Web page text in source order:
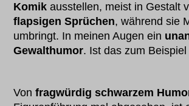
Komik ausstellen, meist in Gestalt
flapsigen Sprüchen, während sie
umbringt. In meinen Augen ein
Gewalthumor. Ist das zum
Vonfragwürdig schwarzem